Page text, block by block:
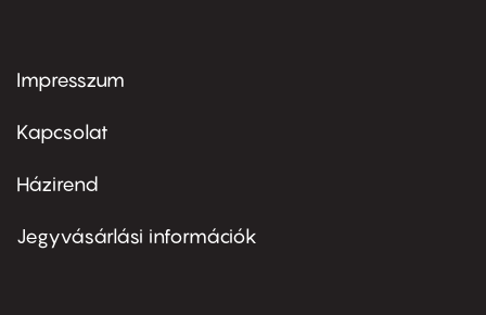
Footer
first
Impresszum
Kapcsolat
Footer
second
Házirend
Jegyvásárlási információk